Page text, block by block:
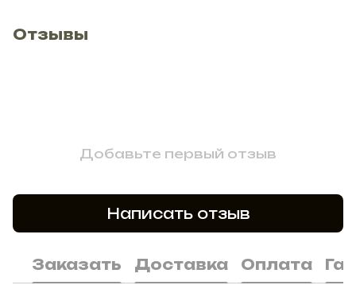
Отзывы
Добавьте первый отзыв
Написать отзыв
Заказать Доставка Оплата